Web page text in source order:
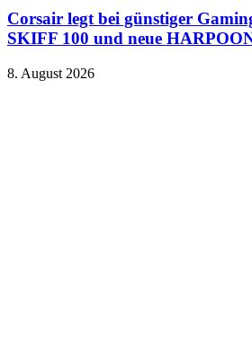
Corsair legt bei günstiger
SKIFF 100 und neue
8. August 2026